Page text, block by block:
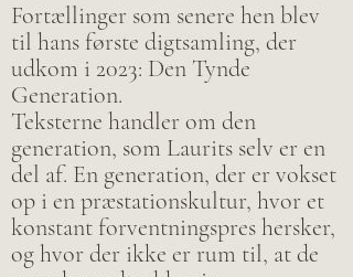
Fortællinger som senere hen blev
til hans første digtsamling, der
udkom i 2023: Den Tynde
Generation.
Teksterne handler om den
generation, som Laurits selv er en
del af. En generation, der er vokset
op i en præstationskultur, hvor et
konstant forventningspres hersker,
og hvor der ikke er rum til, at de